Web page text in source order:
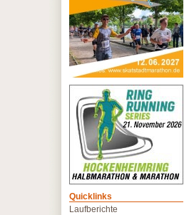
Quicklinks
Laufberichte